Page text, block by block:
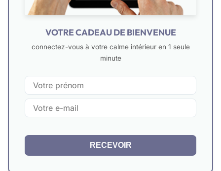
VOTRE CADEAU DE BIENVENUE
connectez-vous à votre calme intérieur en 1 seule
minute
RECEVOIR